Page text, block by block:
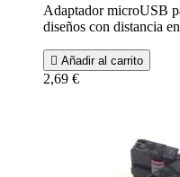
Adaptador microUSB
diseños con distancia
 Añadir al carrito
2,69 €